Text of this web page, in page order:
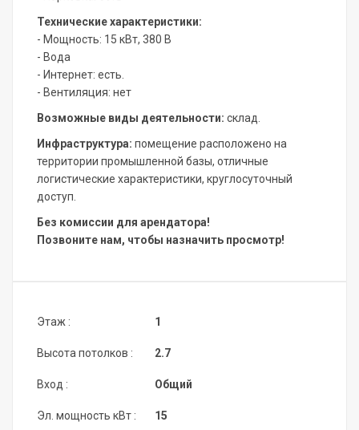
Технические характеристики:
- Мощность: 15 кВт, 380 В
- Вода
- Интернет: есть.
- Вентиляция: нет
Возможные виды деятельности: склад.
Инфраструктура: помещение расположено на
территории промышленной базы, отличные
логистические характеристики, круглосуточный
доступ.
Без комиссии для арендатора!
Позвоните нам, чтобы назначить просмотр!
Этаж :
Высота потолков :
Вход :
Эл. мощность кВт :
1
2.7
Общий
15